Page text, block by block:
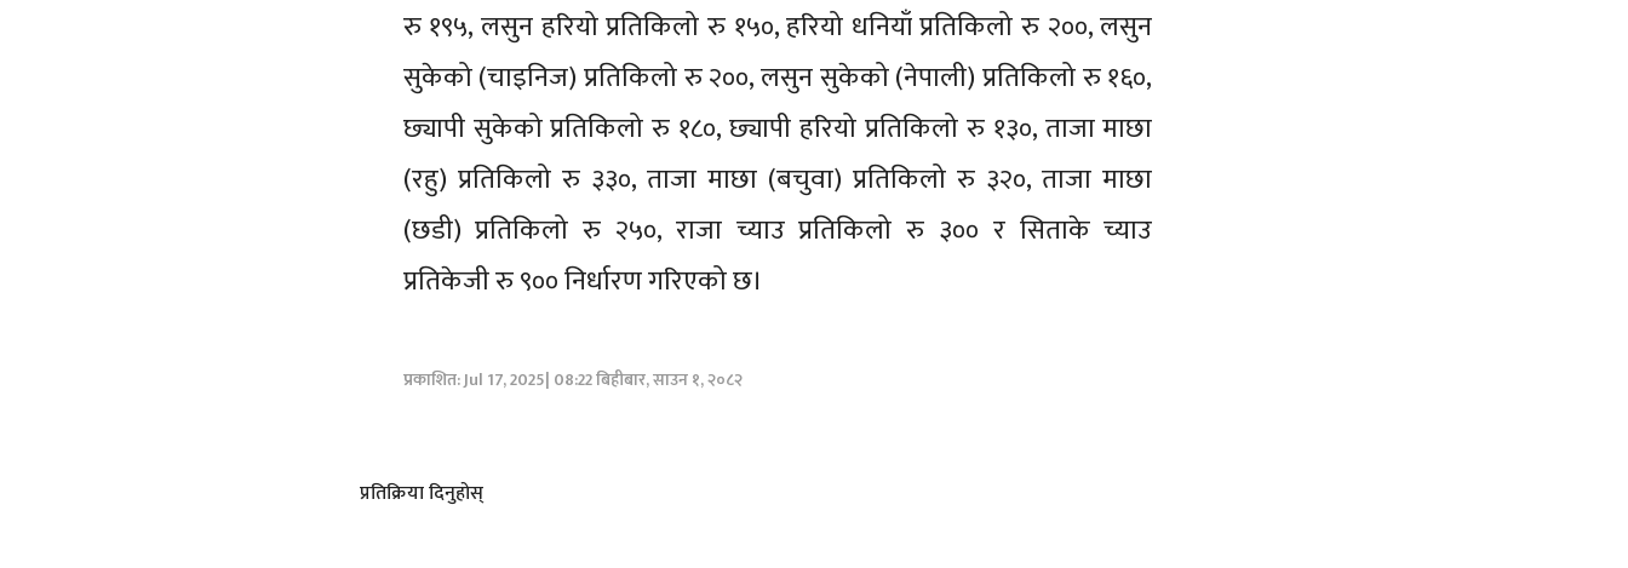
रु १९५, लसुन हरियो प्रतिकिलो रु १५०, हरियो धनियाँ प्रतिकिलो रु २००, लसुन
सुकेको (चाइनिज) प्रतिकिलो रु २००, लसुन सुकेको (नेपाली) प्रतिकिलो रु १६०,
छ्यापी सुकेको प्रतिकिलो रु १८०, छ्यापी हरियो प्रतिकिलो रु १३०, ताजा माछा
(रहु) प्रतिकिलो रु ३३०, ताजा माछा (बचुवा) प्रतिकिलो रु ३२०, ताजा माछा
(छडी) प्रतिकिलो रु २५०, राजा च्याउ प्रतिकिलो रु ३०० र सिताके च्याउ
प्रतिकेजी रु ९०० निर्धारण गरिएको छ।
प्रकाशित: Jul 17, 2025| 08:22 बिहीबार, साउन १, २०८२
प्रतिक्रिया दिनुहोस्